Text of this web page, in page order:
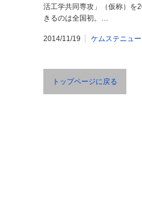
活工学共同専攻」（仮称）を
きるのは全国初。…
2014/11/19 ケムステニュ
トップページに戻る